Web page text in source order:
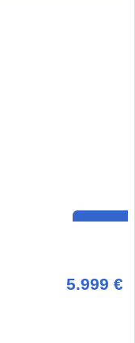
5.999 €